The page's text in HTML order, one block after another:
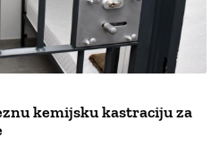
kemijsku kastraciju za